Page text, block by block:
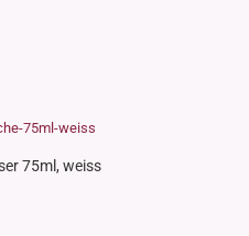
75ml, weiss